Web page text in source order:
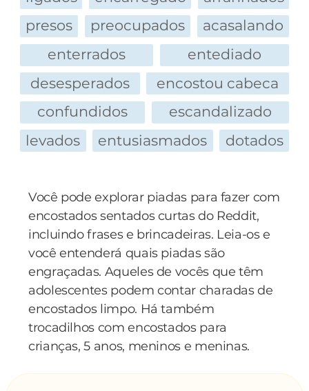
Insiste o homem:
- Mas é que…
E o maluco, aflito, fazia-lhe sinais para que
baixasse a voz, e logo de seguida para que o
imitasse. Bem, só havia uma coisa a fazer: pôs-
se de joelhos e vai de encostar o ouvido no sítio
onde o outro tinha estado o dia todo.
Passou um minuto, dois, três… Levantou a
Responde o maluco:
- E o mais estranho é que tem sido assim o dia
todo!
presos
preocupados
acasalando
enterrados
entediado
desesperados
encostou cabeca
confundidos
escandalizado
levados
entusiasmados dotados
Você pode explorar piadas para fazer com
encostados sentados curtas do Reddit,
incluindo frases e brincadeiras. Leia-os e
você entenderá quais piadas são
engraçadas. Aqueles de vocês que têm
adolescentes podem contar charadas de
encostados limpo. Há também
trocadilhos com encostados para
crianças, 5 anos, meninos e meninas.